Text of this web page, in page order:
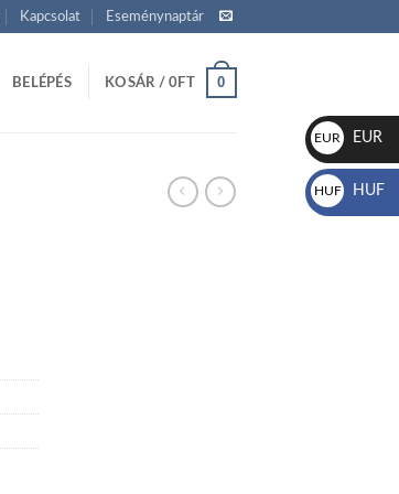
Kapcsolat Eseménynaptár
BELÉPÉS KOSÁR /0FT 0
EUR
€
EUR
HUF
Ft
HUF